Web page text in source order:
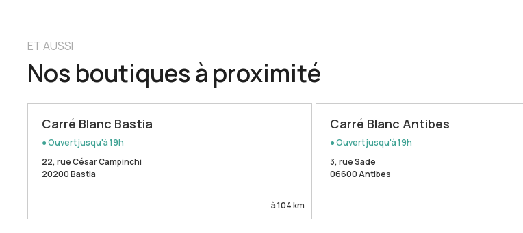
ET AUSSI
Nos boutiques à proximité
Carré Blanc Bastia
● Ouvert jusqu'à 19h
22, rue César Campinchi
20200 Bastia
à 104 km
Carré Blanc Antibes
● Ouvert jusqu'à 19h
3, rue Sade
06600 Antibes